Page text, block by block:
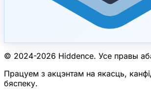
© 2024-2026 Hiddence. Усе правы
Працуем з акцэнтам на якасць,
бяспеку.